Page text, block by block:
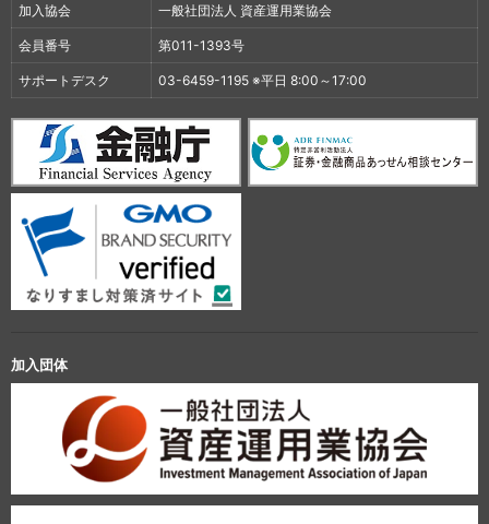
加入協会 一般社団法人 資産運用業協会
会員番号 第011-1393号
サポートデスク 03-6459-1195 ※平日 8:00～17:00
加入団体